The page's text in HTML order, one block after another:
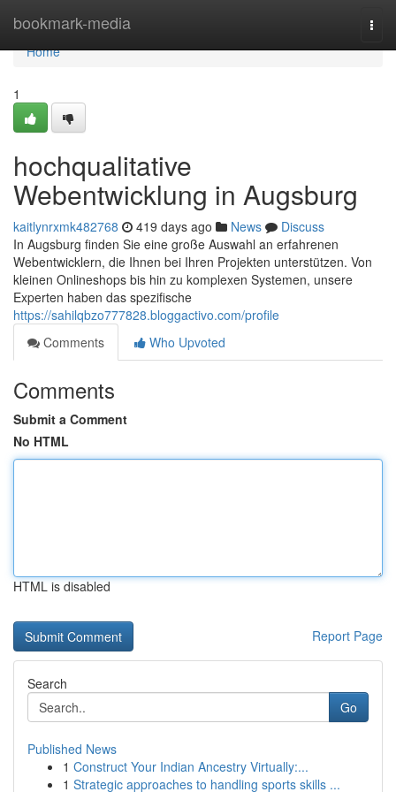
bookmark-media
Home
Home
1
hochqualitative
Webentwicklung in Augsburg
kaitlynrxmk482768 419 days ago News
Discuss
In Augsburg finden Sie eine große Auswahl an erfahrenen
Webentwicklern, die Ihnen bei Ihren Projekten unterstützen. Von
kleinen Onlineshops bis hin zu komplexen Systemen, unsere
Experten haben das spezifische
https://sahilqbzo777828.bloggactivo.com/profile
Comments
Who Upvoted
Comments
Submit a Comment
No HTML
HTML is disabled
Report Page
Search
Go
Published News
1 Construct Your Indian Ancestry Virtually:...
1 Strategic approaches to handling sports skills ...